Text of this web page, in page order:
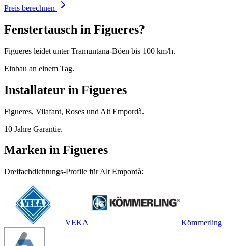
Preis berechnen
Fenstertausch in Figueres?
Figueres leidet unter Tramuntana-Böen bis 100 km/h.
Einbau an einem Tag.
Installateur in Figueres
Figueres, Vilafant, Roses und Alt Empordà.
10 Jahre Garantie.
Marken in Figueres
Dreifachdichtungs-Profile für Alt Empordà:
VEKA Kömmerling